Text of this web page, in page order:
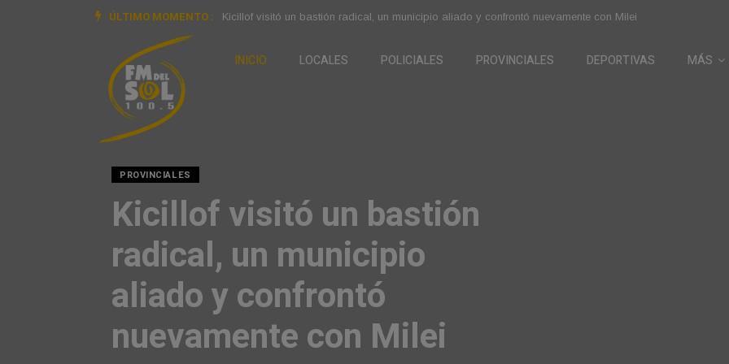
ÚLTIMO MOMENTO : Luis Caputo anticipó medidas para proteger la economía frente a las tensiones del año electoral
INICIO LOCALES POLICIALES PROVINCIALES DEPORTIVAS MÁS
POLITICA
Luis Caputo anticipó
medidas para proteger la
economía frente a las
tensiones del año